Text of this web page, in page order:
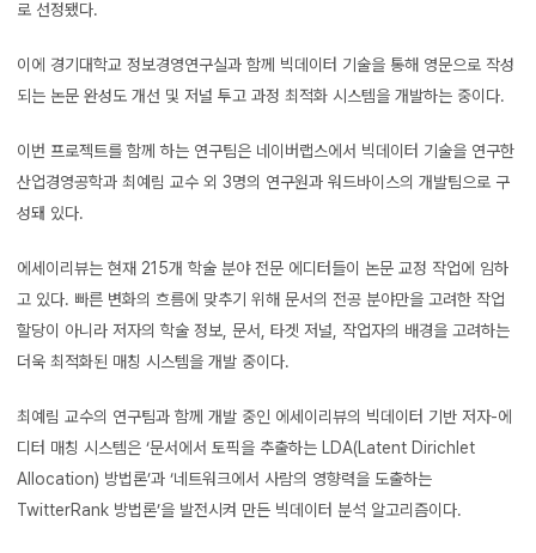
로 선정됐다.
이에 경기대학교 정보경영연구실과 함께 빅데이터 기술을 통해 영문으로 작성
되는 논문 완성도 개선 및 저널 투고 과정 최적화 시스템을 개발하는 중이다.
이번 프로젝트를 함께 하는 연구팀은 네이버랩스에서 빅데이터 기술을 연구한
산업경영공학과 최예림 교수 외 3명의 연구원과 워드바이스의 개발팀으로 구
성돼 있다.
에세이리뷰는 현재 215개 학술 분야 전문 에디터들이 논문 교정 작업에 임하
고 있다. 빠른 변화의 흐름에 맞추기 위해 문서의 전공 분야만을 고려한 작업
할당이 아니라 저자의 학술 정보, 문서, 타겟 저널, 작업자의 배경을 고려하는
더욱 최적화된 매칭 시스템을 개발 중이다.
최예림 교수의 연구팀과 함께 개발 중인 에세이리뷰의 빅데이터 기반 저자-에
디터 매칭 시스템은 ‘문서에서 토픽을 추출하는 LDA(Latent Dirichlet
Allocation) 방법론’과 ‘네트워크에서 사람의 영향력을 도출하는
TwitterRank 방법론’을 발전시켜 만든 빅데이터 분석 알고리즘이다.